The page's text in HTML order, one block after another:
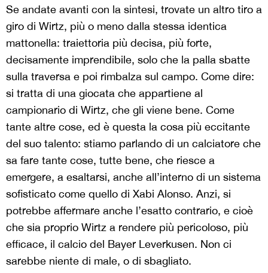
Se andate avanti con la sintesi, trovate un altro tiro a
giro di Wirtz, più o meno dalla stessa identica
mattonella: traiettoria più decisa, più forte,
decisamente imprendibile, solo che la palla sbatte
sulla traversa e poi rimbalza sul campo. Come dire:
si tratta di una giocata che appartiene al
campionario di Wirtz, che gli viene bene. Come
tante altre cose, ed è questa la cosa più eccitante
del suo talento: stiamo parlando di un calciatore che
sa fare tante cose, tutte bene, che riesce a
emergere, a esaltarsi, anche all’interno di un sistema
sofisticato come quello di Xabi Alonso. Anzi, si
potrebbe affermare anche l’esatto contrario, e cioè
che sia proprio Wirtz a rendere più pericoloso, più
efficace, il calcio del Bayer Leverkusen. Non ci
sarebbe niente di male, o di sbagliato.